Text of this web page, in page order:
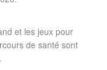
et les jeux pour
de santé sont